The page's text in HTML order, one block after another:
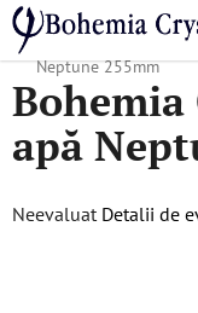
Treci
conținut
Acasă
/ Colecții populare
Neptune 255mm
apă
Evaluarea
Neevaluat Detalii de